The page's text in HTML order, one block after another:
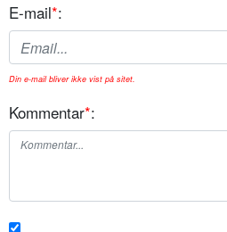
E-mail*:
Din e-mail bliver ikke vist på sitet.
Kommentar*: